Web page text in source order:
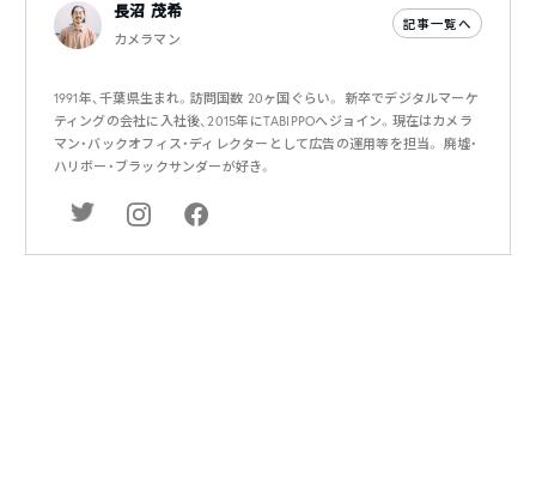
長沼 茂希
カメラマン
記事一覧へ
1991年、千葉県生まれ。訪問国数 20ヶ国ぐらい。 新卒でデジタルマーケ
ティングの会社に入社後、2015年にTABIPPOへジョイン。現在はカメラ
マン・バックオフィス・ディレクターとして広告の運用等を担当。 廃墟・
ハリボー・ブラックサンダーが好き。